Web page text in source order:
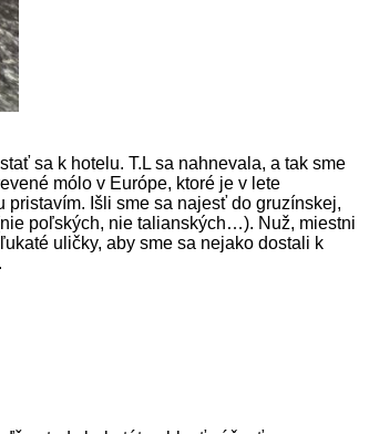
sa k hotelu. T.L sa nahnevala, a tak sme
mólo v Európe, ktoré je v lete
Išli sme sa najesť do gruzínskej,
poľských, nie talianských…). Nuž, miestni
uličky, aby sme sa nejako dostali k